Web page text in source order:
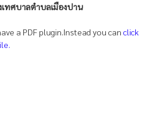
ทศบาลตำบลเมืองปาน
a PDF plugin.Instead you can click